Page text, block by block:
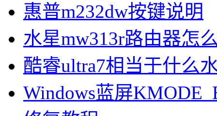
惠普m232dw按键说明
水星mw313r路由器怎
酷睿ultra7相当于什么
Windows蓝屏